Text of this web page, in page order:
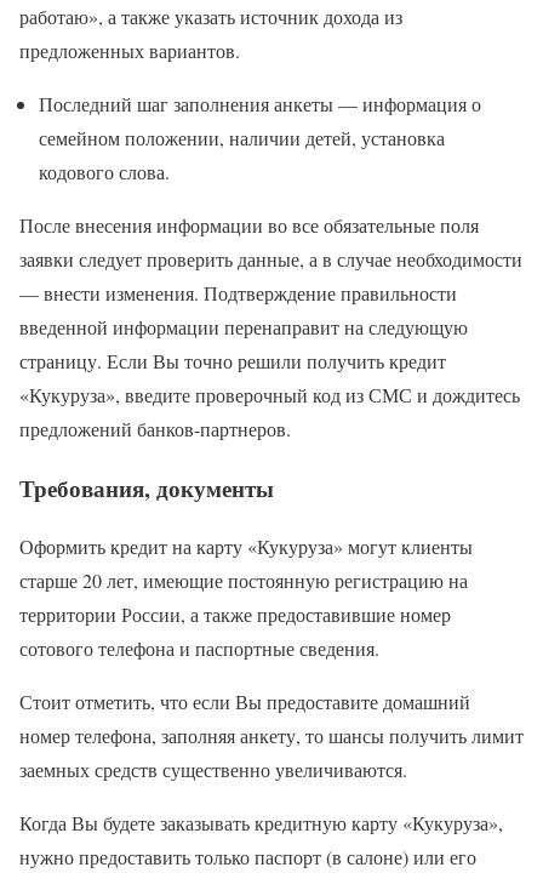
работаю», а также указать источник дохода из
предложенных вариантов.
Последний шаг заполнения анкеты — информация о
семейном положении, наличии детей, установка
кодового слова.
После внесения информации во все обязательные поля
заявки следует проверить данные, а в случае необходимости
— внести изменения. Подтверждение правильности
введенной информации перенаправит на следующую
страницу. Если Вы точно решили получить кредит
«Кукуруза», введите проверочный код из СМС и дождитесь
предложений банков-партнеров.
Требования, документы
Оформить кредит на карту «Кукуруза» могут клиенты
старше 20 лет, имеющие постоянную регистрацию на
территории России, а также предоставившие номер
сотового телефона и паспортные сведения.
Стоит отметить, что если Вы предоставите домашний
номер телефона, заполняя анкету, то шансы получить лимит
заемных средств существенно увеличиваются.
Когда Вы будете заказывать кредитную карту «Кукуруза»,
нужно предоставить только паспорт (в салоне) или его